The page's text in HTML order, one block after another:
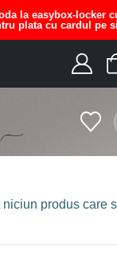
la easybox-locker
plata cu cardul pe
niciun produs care